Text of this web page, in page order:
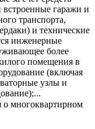
гаражи и
транспорта,
и технические
инженерные
более
помещения в
(включая
узлы и
многоквартирном